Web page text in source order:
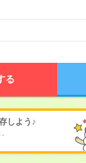
る
しよう♪